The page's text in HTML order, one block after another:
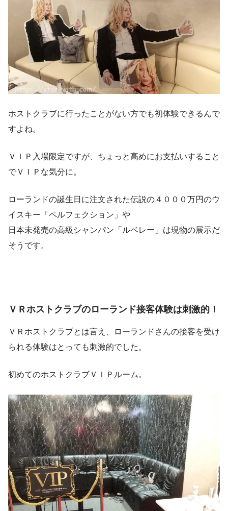
ホストクラブに行ったことがない方でも初体験できるんで
すよね。
ＶＩＰ入場限定ですが、ちょっと高めにお支払いすること
でＶＩＰな気分に。
ローランドの誕生日に注文された伝説の４０００万円のウ
イスキー「ペルフェクション」や
日本未発売の高級シャンパン「ルベレー」は現物の展示だ
そうです。
ＶＲホストクラブのローランド接客体験は刺激的！
ＶＲホストクラブとは言え、ローランドさんの接客を受け
られる体験はとっても刺激的でした。
初めてのホストクラブＶＩＰルーム。